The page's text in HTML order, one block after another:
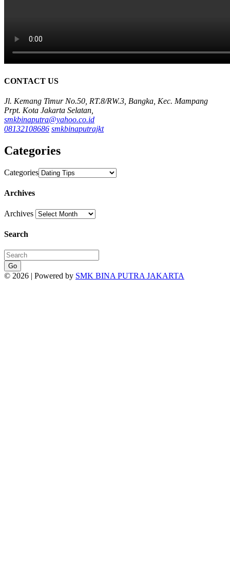
CONTACT US
Jl. Kemang Timur No.50, RT.8/RW.3, Bangka, Kec. Mampang
Prpt. Kota Jakarta Selatan,
smkbinaputra@yahoo.co.id
08132108686 smkbinaputrajkt
Categories
Categories
Archives
Archives
Search
Go
© 2026 | Powered by SMK BINA PUTRA JAKARTA